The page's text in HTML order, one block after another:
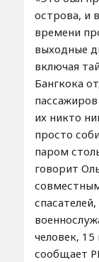
острова, и
времени
выходные
включая
Бангкока
их никто
просто
паром
говорит
человек,
сообщает